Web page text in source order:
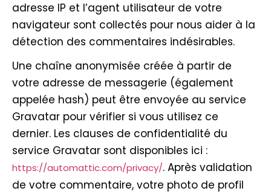
adresse IP et l’agent utilisateur de votre
navigateur sont collectés pour nous aider à la
détection des commentaires indésirables.
Une chaîne anonymisée créée à partir de
votre adresse de messagerie (également
appelée hash) peut être envoyée au service
Gravatar pour vérifier si vous utilisez ce
dernier. Les clauses de confidentialité du
service Gravatar sont disponibles ici :
https://automattic.com/privacy/. Après validation
de votre commentaire, votre photo de profil